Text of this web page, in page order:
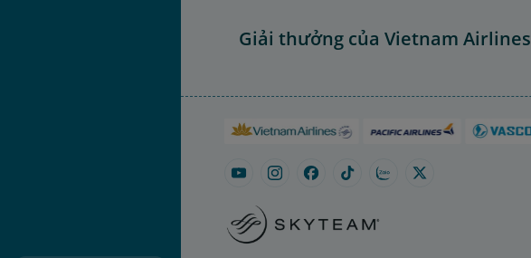
Giải thưởng của Vietnam Airlines